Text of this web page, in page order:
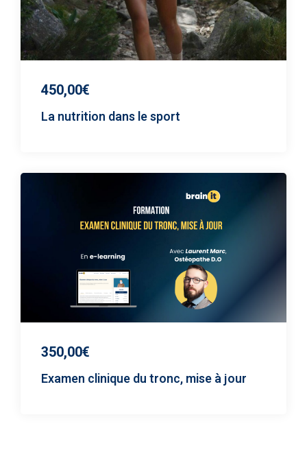
450,00€
La nutrition dans le sport
350,00€
Examen clinique du tronc, mise à jour